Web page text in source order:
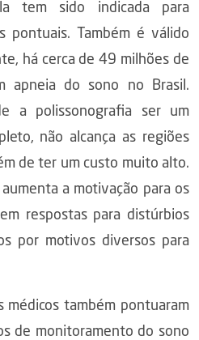
tem sido indicada para
pontuais. Também é válido
há cerca de 49 milhões de
apneia do sono no Brasil.
a polissonografia ser um
não alcança as regiões
de ter um custo muito alto.
a motivação para os
respostas para distúrbios
por motivos diversos para
médicos também pontuaram
de monitoramento do sono